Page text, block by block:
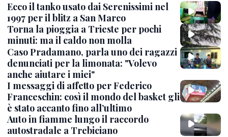
Ecco il tanko usato dai Serenissimi nel
1997 per il blitz a San Marco
Torna la pioggia a Trieste per pochi
minuti: ma il caldo non molla
Caso Pradamano, parla uno dei ragazzi
denunciati per la limonata: "Volevo
anche aiutare i miei"
I messaggi di affetto per Federico
Franceschin: così il mondo del basket gli
è stato accanto fino all’ultimo
Auto in fiamme lungo il raccordo
autostradale a Trebiciano